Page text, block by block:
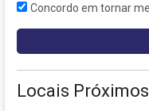
Concordo em tornar
Locais